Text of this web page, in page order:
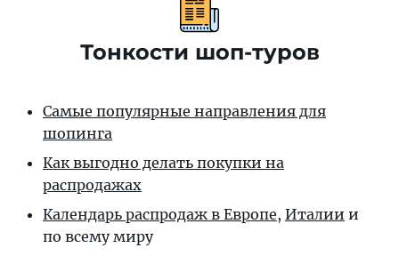
Тонкости шоп-туров
Самые популярные направления для
шопинга
Как выгодно делать покупки на
распродажах
Календарь распродаж в Европе, Италии и
по всему миру